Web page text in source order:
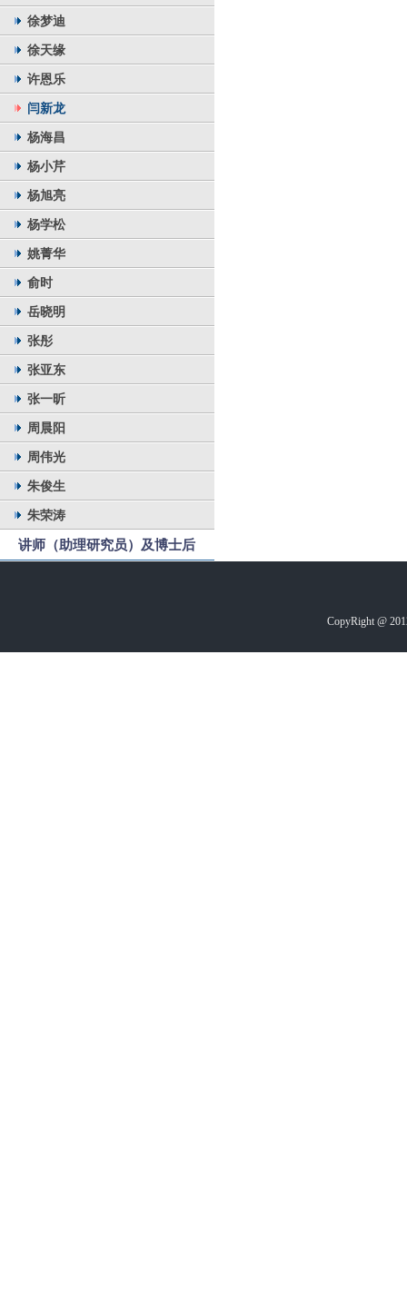
徐梦迪
徐天缘
许恩乐
闫新龙
杨海昌
杨小芹
杨旭亮
杨学松
姚菁华
俞时
岳晓明
张彤
张亚东
张一昕
周晨阳
周伟光
朱俊生
朱荣涛
讲师（助理研究员）及博士后
CopyRight @